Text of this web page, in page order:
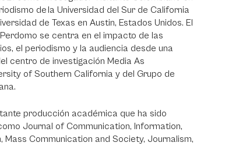
de la Universidad del Sur de California
de Texas en Austin, Estados Unidos. El
se centra en el impacto de las
el periodismo y la audiencia desde una
centro de investigación Media As
of Southern California y del Grupo de
producción académica que ha sido
Journal of Communication, Information,
Communication and Society, Journalism,